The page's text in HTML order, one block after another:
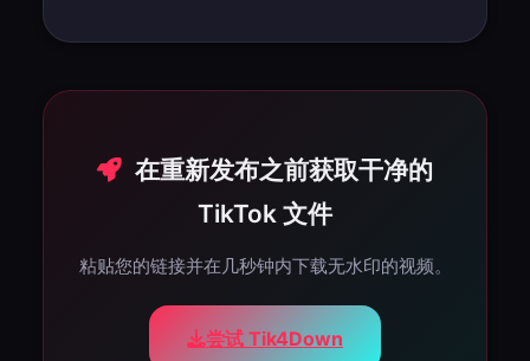
在重新发布之前获取干净的
TikTok 文件
粘贴您的链接并在几秒钟内下载无水印的视频。
尝试 Tik4Down